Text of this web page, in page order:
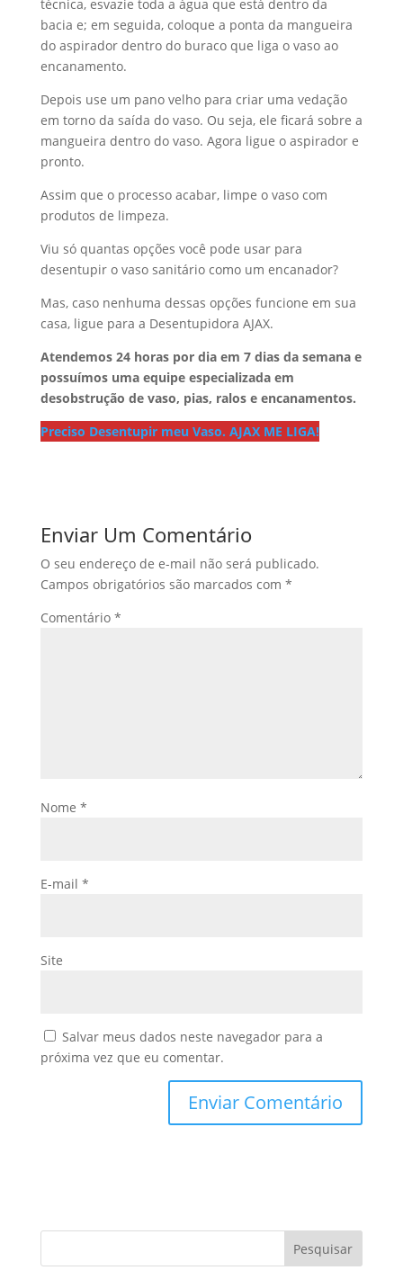
técnica, esvazie toda a água que está dentro da
bacia e; em seguida, coloque a ponta da mangueira
do aspirador dentro do buraco que liga o vaso ao
encanamento.
Depois use um pano velho para criar uma vedação
em torno da saída do vaso. Ou seja, ele ficará sobre a
mangueira dentro do vaso. Agora ligue o aspirador e
pronto.
Assim que o processo acabar, limpe o vaso com
produtos de limpeza.
Viu só quantas opções você pode usar para
desentupir o vaso sanitário como um encanador?
Mas, caso nenhuma dessas opções funcione em sua
casa, ligue para a Desentupidora AJAX.
Atendemos 24 horas por dia em 7 dias da semana e
possuímos uma equipe especializada em
desobstrução de vaso, pias, ralos e encanamentos.
Preciso Desentupir meu Vaso. AJAX ME LIGA!
Enviar Um Comentário
O seu endereço de e-mail não será publicado.
Campos obrigatórios são marcados com *
Comentário *
Nome *
E-mail *
Site
Salvar meus dados neste navegador para a
próxima vez que eu comentar.
Pesquisar